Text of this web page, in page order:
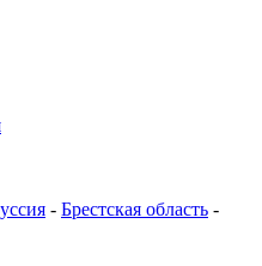
- Брестская область -